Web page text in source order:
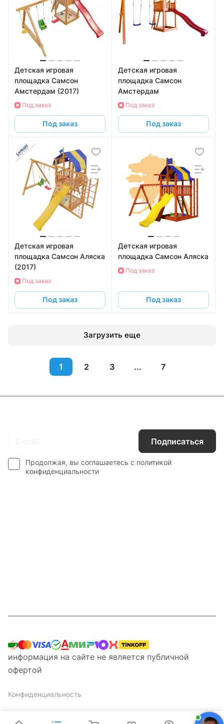
Детская игровая
площадка Самсон
Амстердам (2017)
Под заказ
Под заказ
Детская игровая
площадка Самсон
Амстердам
Под заказ
Под заказ
Детская игровая
площадка Самсон Аляска
(2017)
Под заказ
Под заказ
Детская игровая
площадка Самсон Аляска
Под заказ
Под заказ
Загрузить еще
1 2 3 ... 7
Подписаться
Продолжая, вы соглашаетесь с политикой
конфиденциальности
информация на сайте не является публичной
офертой
Конфиденциальность